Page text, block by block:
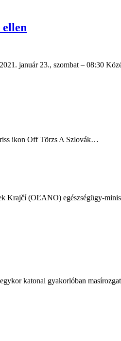
ellen
január 23., szombat – 08:30
ikon Off Törzs A Szlovák…
Krajčí (OĽANO) egészségügy-
katonai gyakorlóban